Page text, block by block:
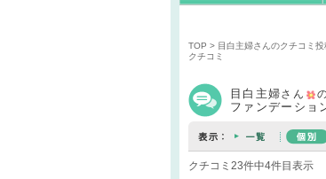
TOP > 目白主婦さんのクチコミ投
クチコミ
目白主婦さん
ファンデーショ
クチコミ23件中4件目表示